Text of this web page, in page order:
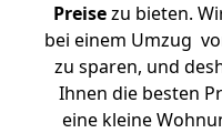
Preisezu bieten.
bei einem Umzug
zu sparen, und
Ihnen die besten
eine kleine